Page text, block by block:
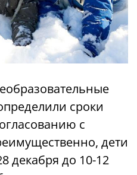
сроки
с
дети
декабря до 10-12